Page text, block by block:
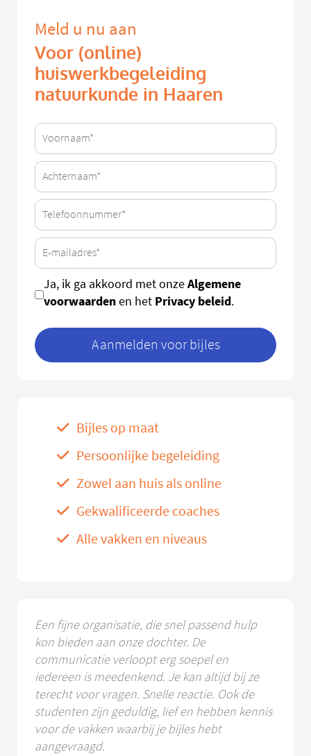
Meld u nu aan
Voor (online)
huiswerkbegeleiding
natuurkunde in Haaren
Ja, ik ga akkoord met onzeAlgemene
voorwaardenen het Privacy beleid.
Aanmelden voor bijles
Bijles op maat
Persoonlijke begeleiding
Zowel aan huis als online
Gekwalificeerde coaches
Alle vakken en niveaus
Een fijne organisatie, die snel passend hulp
kon bieden aan onze dochter. De
communicatie verloopt erg soepel en
iedereen is meedenkend. Je kan altijd bij ze
terecht voor vragen. Snelle reactie. Ook de
studenten zijn geduldig, lief en hebben kennis
voor de vakken waarbij je bijles hebt
aangevraagd.